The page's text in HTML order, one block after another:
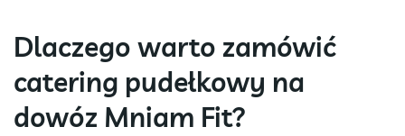
Dlaczego warto zamówić
catering pudełkowy na
dowóz Mniam Fit?